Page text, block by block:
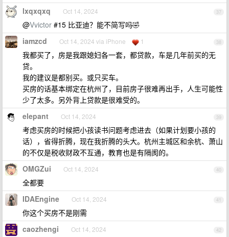
37
lxqxqxq Oct 14, 2024
@Vvictor #15 比亚迪？能不简写吗🤣
38
iamzcd Oct 14, 2024 via iPhone 1
我都买了，房是我跟媳妇各一套，都贷款，车是几年前买的无
贷。
我的建议是都别买。或只买车。
买房的话基本绑定在杭州了，目前房子很难再出手，人生可能性
少了太多。另外背上贷款是很难受的。
39
elepant Oct 14, 2024
考虑买房的时候把小孩读书问题考虑进去（如果计划要小孩的
话），省得折腾，现在我折腾的头大。杭州主城区和余杭、萧山
的不仅是税收财政不互通，教育也是有隔阂的。
40
OMGZui Oct 14, 2024
全都要
41
IDAEngine Oct 14, 2024
你这个买房不是刚需
42
caozhengi Oct 14, 2024